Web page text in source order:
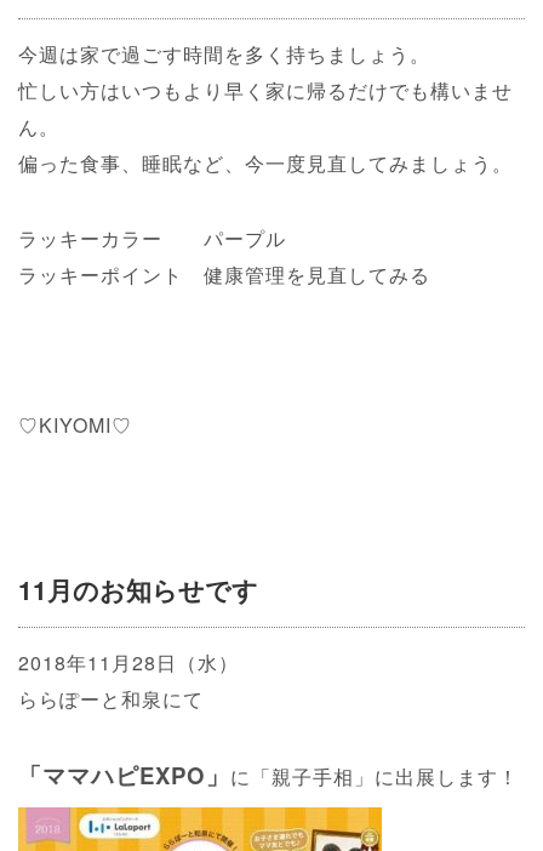
今週は家で過ごす時間を多く持ちましょう。
忙しい方はいつもより早く家に帰るだけでも構いませ
ん。
偏った食事、睡眠など、今一度見直してみましょう。
ラッキーカラー パープル
ラッキーポイント 健康管理を見直してみる
♡KIYOMI♡
11月のお知らせです
2018年11月28日（水）
ららぽーと和泉にて
「ママハピEXPO」 に「親子手相」に出展します！